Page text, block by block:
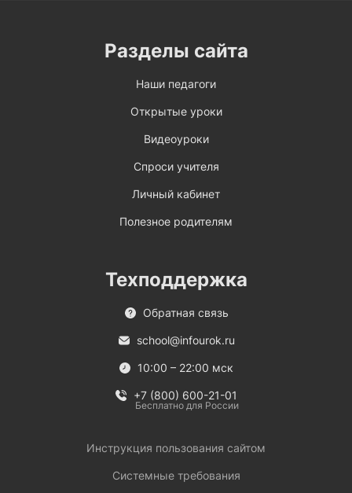
Разделы сайта
Наши педагоги
Открытые уроки
Видеоуроки
Спроси учителя
Личный кабинет
Полезное родителям
Техподдержка
Обратная связь
school@infourok.ru
10:00 – 22:00 мск
+7 (800) 600-21-01
Бесплатно для России
Инструкция пользования сайтом
Системные требования